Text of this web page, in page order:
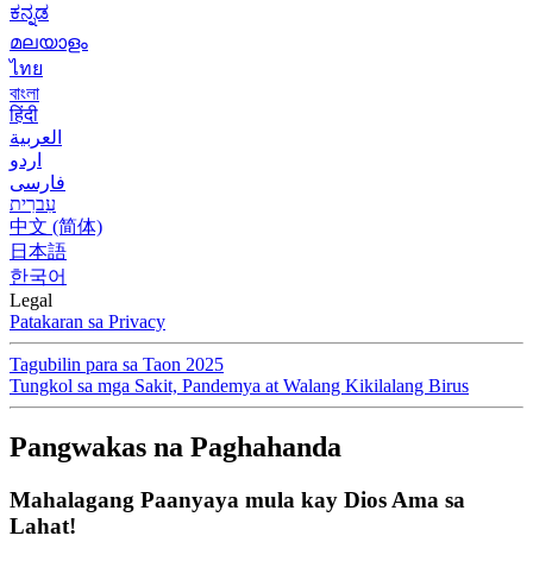
ಕನ್ನಡ
മലയാളം
ไทย
বাংলা
हिंदी
العربية
اردو
فارسی
עִברִית
中文 (简体)
日本語
한국어
Legal
Patakaran sa Privacy
Tagubilin para sa Taon 2025
Tungkol sa mga Sakit, Pandemya at Walang Kikilalang Birus
Pangwakas na Paghahanda
Mahalagang Paanyaya mula kay Dios Ama sa
Lahat!